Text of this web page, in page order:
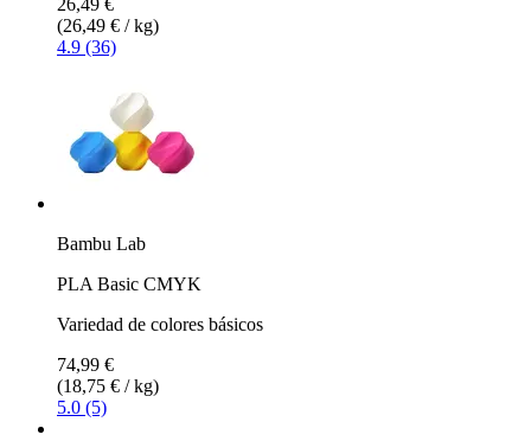
(26,49 € / kg)
4.9 (36)
Bambu Lab
PLA Basic CMYK
Variedad de colores básicos
74,99 €
(18,75 € / kg)
5.0 (5)